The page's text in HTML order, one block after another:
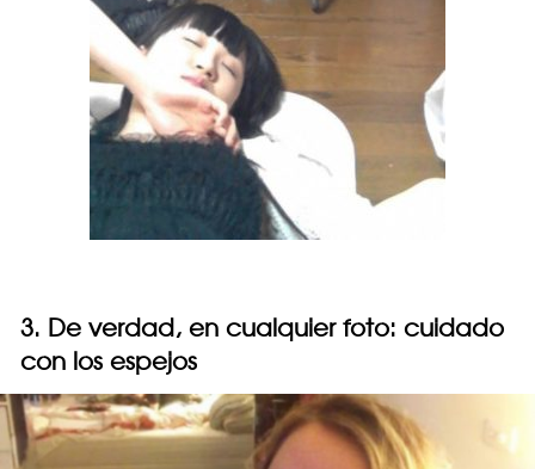
3. De verdad, en cualquier foto: cuidado
con los espejos